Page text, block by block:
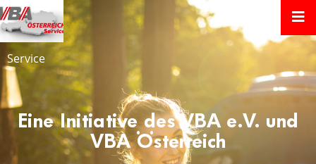
Service
Eine Initiative des VBA e.V. und
VBA Österreich